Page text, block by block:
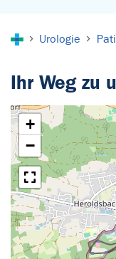
Urologie
Ihr Weg zu
+
−